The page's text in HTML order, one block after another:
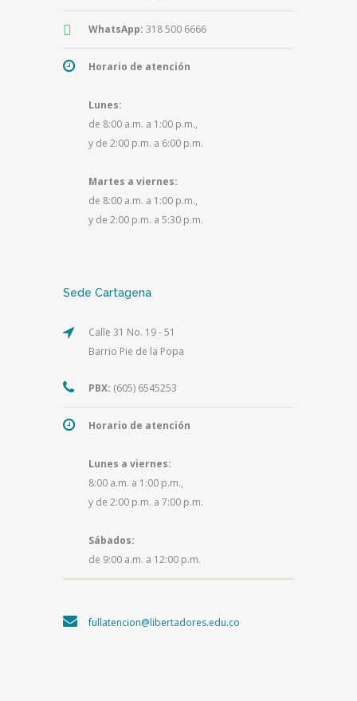
WhatsApp: 318 500 6666
Horario de atención
Lunes:
de 8:00 a.m. a 1:00 p.m.,
y de 2:00 p.m. a 6:00 p.m.
Martes a viernes:
de 8:00 a.m. a 1:00 p.m.,
y de 2:00 p.m. a 5:30 p.m.
Sede Cartagena
Calle 31 No. 19 - 51
Barrio Pie de la Popa
PBX: (605) 6545253
Horario de atención
Lunes a viernes:
8:00 a.m. a 1:00 p.m.,
y de 2:00 p.m. a 7:00 p.m.
Sábados:
de 9:00 a.m. a 12:00 p.m.
fullatencion@libertadores.edu.co